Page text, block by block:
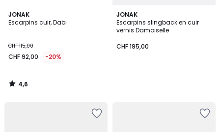
JONAK
Escarpins cuir, Dabi
CHF 115,00
CHF 92,00 -20%
4,6
/ 5
4,6
/
JONAK
Escarpins slingback en cuir
vernis Damoiselle
CHF 195,00